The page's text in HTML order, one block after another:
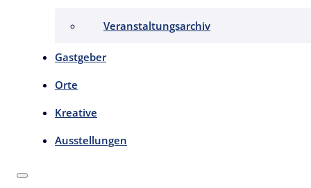
Veranstaltungsarchiv
Gastgeber
Orte
Kreative
Ausstellungen